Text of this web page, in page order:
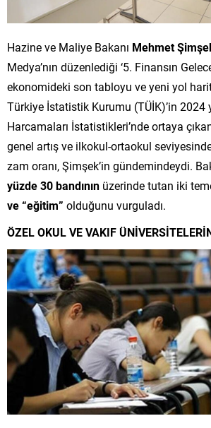
Hazine ve Maliye Bakanı Mehmet
Medya’nın düzenlediği ‘5. Finansın
ekonomideki son tabloyu ve yeni yol
Türkiye İstatistik Kurumu (TÜİK)’in 2024
Harcamaları İstatistikleri’nde ortaya
genel artış ve ilkokul-ortaokul
zam oranı, Şimşek’in gündemindeydi.
yüzde 30 bandının üzerinde tutan iki
ve “eğitim” olduğunu vurguladı.
ÖZEL OKUL VE VAKIF